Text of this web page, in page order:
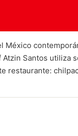
México
Santos utiliza
restaurante: